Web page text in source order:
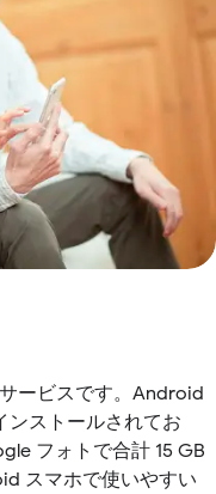
ービスです。Android
ンストールされてお
フォトで合計 15 GB
スマホで使いやすい